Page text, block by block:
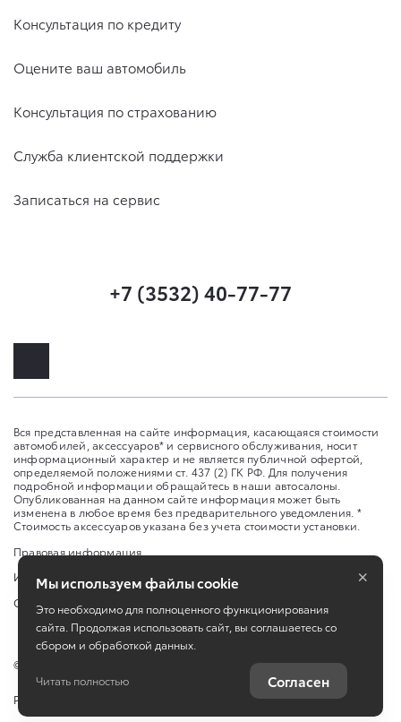
Консультация по кредиту
Оцените ваш автомобиль
Консультация по страхованию
Служба клиентской поддержки
Записаться на сервис
+7 (3532) 40-77-77
Вся представленная на сайте информация, касающаяся стоимости
автомобилей, аксессуаров* и сервисного обслуживания, носит
информационный характер и не является публичной офертой,
определяемой положениями ст. 437 (2) ГК РФ. Для получения
подробной информации обращайтесь в наши автосалоны.
Опубликованная на данном сайте информация может быть
изменена в любое время без предварительного уведомления. *
Стоимость аксессуаров указана без учета стоимости установки.
Правовая информация
Изменить настройку cookies
Сбросить cookie
©
Работает на технологиях
Мы используем файлы cookie
Это необходимо для полноценного функционирования
сайта. Продолжая использовать сайт, вы соглашаетесь со
сбором и обработкой данных.
Читать полностью Согласен
×